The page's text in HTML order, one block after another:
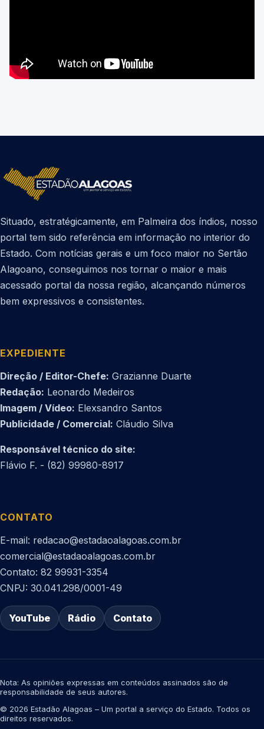
Situado, estratégicamente, em Palmeira dos índios, nosso
portal tem sido referência em informação no interior do
Estado. Com notícias gerais e um foco maior no Sertão
Alagoano, conseguimos nos tornar o maior e mais
acessado portal da nossa região, alcançando números
bem expressivos e consistentes.
EXPEDIENTE
Direção / Editor-Chefe: Grazianne Duarte
Redação: Leonardo Medeiros
Imagem / Vídeo: Elexsandro Santos
Publicidade / Comercial: Cláudio Silva
Responsável técnico do site:
Flávio F. - (82) 99980-8917
CONTATO
E-mail: redacao@estadaoalagoas.com.br
comercial@estadaoalagoas.com.br
Contato: 82 99931-3354
CNPJ: 30.041.298/0001-49
YouTube Rádio Contato
Nota: As opiniões expressas em conteúdos assinados são de
responsabilidade de seus autores.
© 2026 Estadão Alagoas – Um portal a serviço do Estado. Todos os
direitos reservados.